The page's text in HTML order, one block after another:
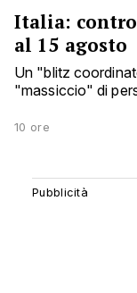
Italia:
al 15 agosto
Un "blitz
"massiccio" di
10 ore